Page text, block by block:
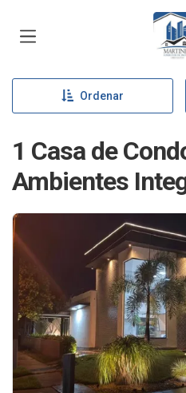
Ordenar
1 Casa de
Ambientes